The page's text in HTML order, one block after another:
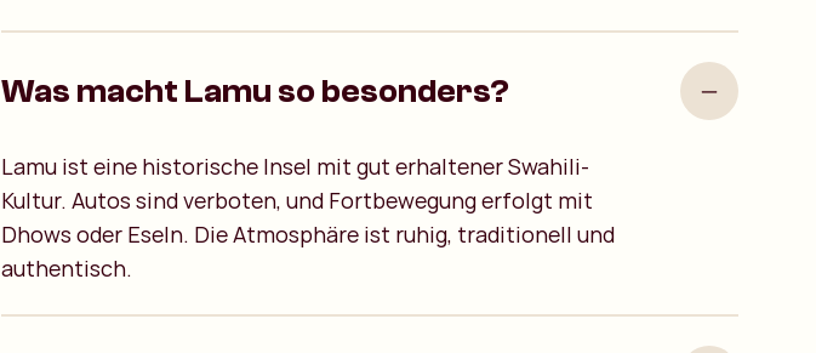
Was macht Lamu so besonders?
Lamu ist eine historische Insel mit gut erhaltener Swahili-
Kultur. Autos sind verboten, und Fortbewegung erfolgt mit
Dhows oder Eseln. Die Atmosphäre ist ruhig, traditionell und
authentisch.